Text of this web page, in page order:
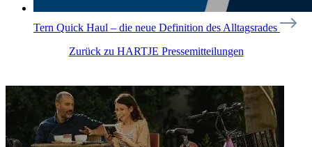
Tern Quick Haul – die neue Definition des Alltagsrades
Zurück zu HARTJE Pressemitteilungen